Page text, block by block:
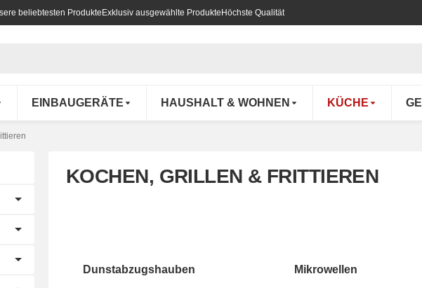
beliebtesten Produkte Exklusiv ausgewählte Produkte Höchste Qualität
EINBAUGERÄTE HAUSHALT & WOHNEN KÜCHE
KOCHEN, GRILLEN & FRITTIEREN
Dunstabzugshauben
Dunstabzugshauben
Mikrowellen
Mikrowellen